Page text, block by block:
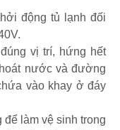
động tủ lạnh đối
vị trí, hứng hết
nước và đường
vào khay ở đáy
làm vệ sinh trong